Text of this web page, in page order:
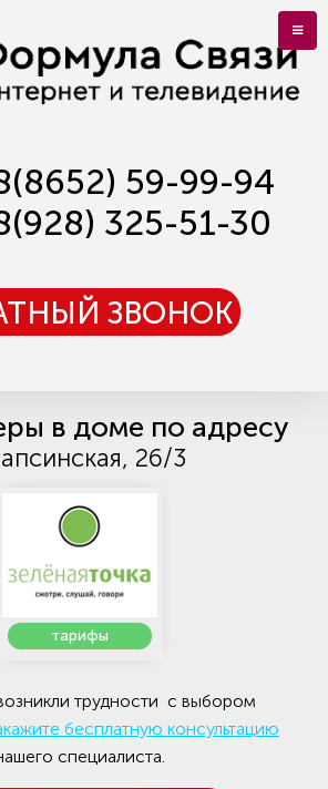
59-99-94
325-51-30
ЗВОНОК
в доме по адресу
26/3
тарифы
трудности с выбором
бесплатную консультацию
специалиста.